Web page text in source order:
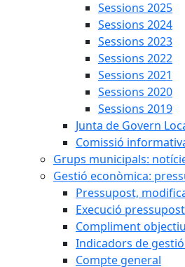
Sessions 2025
Sessions 2024
Sessions 2023
Sessions 2022
Sessions 2021
Sessions 2020
Sessions 2019
Junta de Govern
Comissió
Grups municipals:
Gestió econòmica:
Pressupost,
Execució
Compliment
Indicadors de
Compte general